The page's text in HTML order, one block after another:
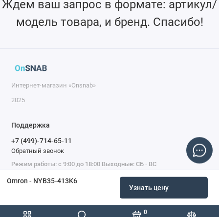
0
Omron - NYB35-413K6
Узнать цену
Ждем ваш запрос в формате: артикул/
модель товара, и бренд. Спасибо!
Интернет-магазин «Onsnab»
2025
Поддержка
+7 (499)-714-65-11
Обратный звонок
Режим работы: с 9:00 до 18:00 Выходные: СБ - ВС